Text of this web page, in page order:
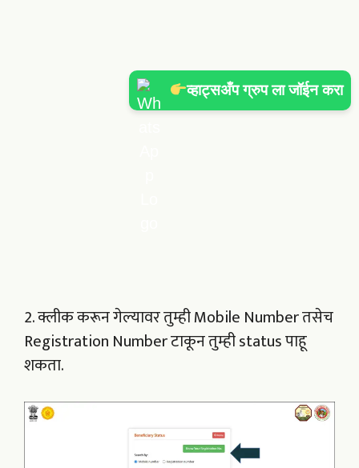
2. क्लीक करून गेल्यावर तुम्ही Mobile Number तसेच
Registration Number टाकून तुम्ही status पाहू
शकता.
व्हाट्सअँप ग्रुप ला जॉईन करा